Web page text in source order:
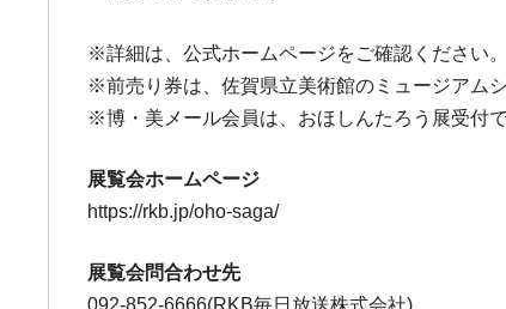
※詳細は、公式ホームページをご確認ください。
※前売り券は、佐賀県立美術館のミュージアム
※博・美メール会員は、おほしんたろう展受付
展覧会ホームページ
https://rkb.jp/oho-saga/
展覧会問合わせ先
092-852-6666(RKB毎日放送株式会社)